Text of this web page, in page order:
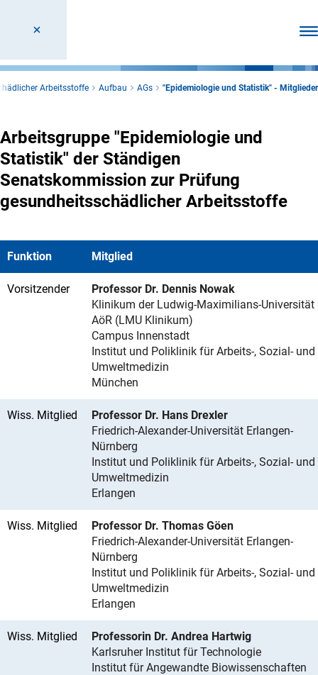
Arbeitsstoffe Aufbau AGs "Epidemiologie und Statistik" - Mitglieder
Arbeitsgruppe "Epidemiologie und
Statistik" der Ständigen
Senatskommission zur Prüfung
gesundheitsschädlicher Arbeitsstoffe
Funktion Mitglied
Vorsitzender
Professor Dr. Dennis Nowak
Klinikum der Ludwig-Maximilians-Universität
AöR (LMU Klinikum)
Campus Innenstadt
Institut und Poliklinik für Arbeits-, Sozial- und
Umweltmedizin
München
Wiss. Mitglied
Professor Dr. Hans Drexler
Friedrich-Alexander-Universität Erlangen-
Nürnberg
Institut und Poliklinik für Arbeits-, Sozial- und
Umweltmedizin
Erlangen
Wiss. Mitglied
Professor Dr. Thomas Göen
Friedrich-Alexander-Universität Erlangen-
Nürnberg
Institut und Poliklinik für Arbeits-, Sozial- und
Umweltmedizin
Erlangen
Wiss. Mitglied
Professorin Dr. Andrea Hartwig
Karlsruher Institut für Technologie
Institut für Angewandte Biowissenschaften